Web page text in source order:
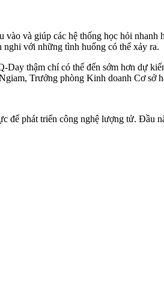
và giúp các hệ thống học hỏi
với những tình huống có thể xảy ra.
thậm chí có thể đến sớm hơn dự
Trưởng phòng Kinh doanh Cơ
phát triển công nghệ lượng tử. Đầu